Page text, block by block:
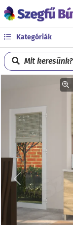
Kategóriák
Mit keresünk?
Előző